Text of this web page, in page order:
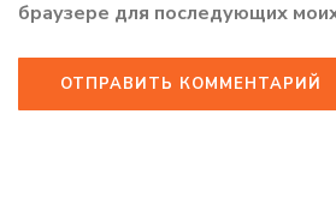
браузере для последующих